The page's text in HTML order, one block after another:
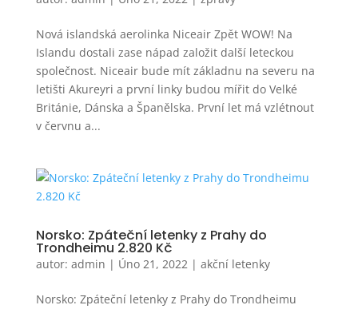
Nová islandská aerolinka Niceair Zpět WOW! Na
Islandu dostali zase nápad založit další leteckou
společnost. Niceair bude mít základnu na severu na
letišti Akureyri a první linky budou mířit do Velké
Británie, Dánska a Španělska. První let má vzlétnout
v červnu a...
Norsko: Zpáteční letenky z Prahy do
Trondheimu 2.820 Kč
autor: admin | Úno 21, 2022| akční letenky
Norsko: Zpáteční letenky z Prahy do Trondheimu